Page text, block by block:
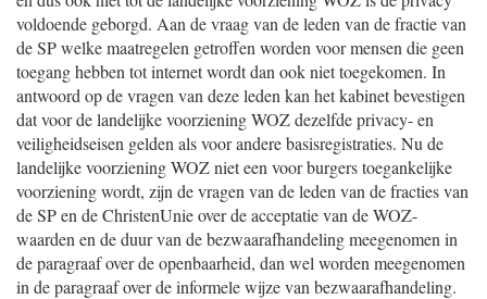
voldoende geborgd. Aan de vraag van de leden van de fractie van
de SP welke maatregelen getroffen worden voor mensen die geen
toegang hebben tot internet wordt dan ook niet toegekomen. In
antwoord op de vragen van deze leden kan het kabinet bevestigen
dat voor de landelijke voorziening WOZ dezelfde privacy- en
veiligheidseisen gelden als voor andere basisregistraties. Nu de
landelijke voorziening WOZ niet een voor burgers toegankelijke
voorziening wordt, zijn de vragen van de leden van de fracties van
de SP en de ChristenUnie over de acceptatie van de WOZ-
waarden en de duur van de bezwaarafhandeling meegenomen in
de paragraaf over de openbaarheid, dan wel worden meegenomen
in de paragraaf over de informele wijze van bezwaarafhandeling.